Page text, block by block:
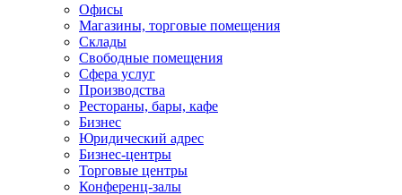
Офисы
Магазины, торговые помещения
Склады
Свободные помещения
Сфера услуг
Производства
Рестораны, бары, кафе
Бизнес
Юридический адрес
Бизнес-центры
Торговые центры
Конференц-залы